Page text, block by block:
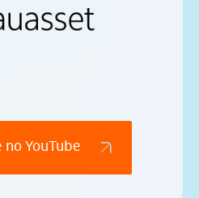
YouTube